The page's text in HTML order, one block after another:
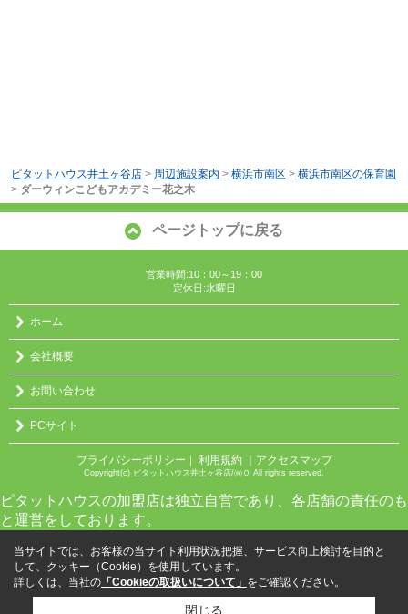
ピタットハウス井土ヶ谷店 > 周辺施設案内 > 横浜市南区 > 横浜市南区の保育園
> ダーウィンこどもアカデミー花之木
ページトップに戻る
営業時間:10：00～19：00
定休日:水曜日
ホーム
会社概要
お問い合わせ
PCサイト
プライバシーポリシー ｜ 利用規約 ｜アクセスマップ
Copyright(c) ピタットハウス井土ヶ谷店/㈱０ All rights reserved.
ピタットハウスの加盟店は独立自営であり、各店舗の責任のも
と運営をしております。
当サイトでは、お客様の当サイト利用状況把握、サービス向上検討を目的と
して、クッキー（Cookie）を使用しています。
詳しくは、当社の 「Cookieの取扱いについて」 をご確認ください。
閉じる